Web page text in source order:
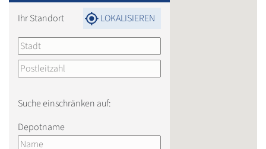
Ihr Standort LOKALISIEREN
Suche einschränken auf:
Depotname